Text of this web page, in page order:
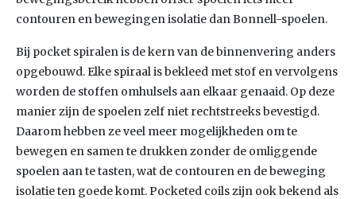
contouren en bewegingen isolatie dan Bonnell-spoelen.
Bij pocket spiralen is de kern van de binnenvering anders
opgebouwd. Elke spiraal is bekleed met stof en vervolgens
worden de stoffen omhulsels aan elkaar genaaid. Op deze
manier zijn de spoelen zelf niet rechtstreeks bevestigd.
Daarom hebben ze veel meer mogelijkheden om te
bewegen en samen te drukken zonder de omliggende
spoelen aan te tasten, wat de contouren en de beweging
isolatie ten goede komt. Pocketed coils zijn ook bekend als